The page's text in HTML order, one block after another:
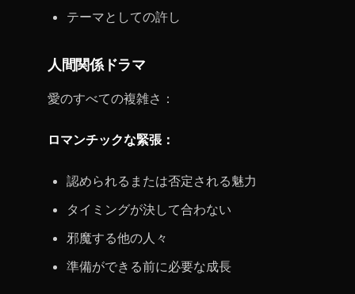
テーマとしての許し
人間関係ドラマ
愛のすべての複雑さ：
ロマンチックな緊張：
認められるまたは否定される魅力
タイミングが決して合わない
邪魔する他の人々
準備ができる前に必要な成長